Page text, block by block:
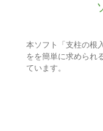
本ソフト「支柱の根
をを簡単に求められ
ています。